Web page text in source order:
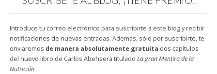
Introduce tu correo electrónico para suscribirte a este blog y recibir
notificaciones de nuevas entradas. Además, sólo por suscribirte, te
enviaremos de manera absolutamente gratuita dos capítulos
del nuevo libro de Carlos Abehsera titulado La gran Mentira de la
Nutrición.